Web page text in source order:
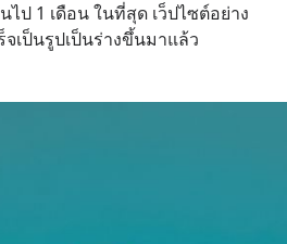
ไป 1 เดือน ในที่สุด เว็ปไซต์อย่าง
เป็นรูปเป็นร่างขึ้นมาแล้ว